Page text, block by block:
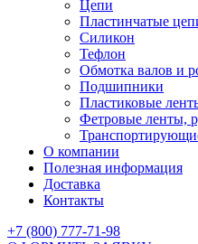
Цепи
Пластинчатые
Силикон
Тефлон
Обмотка валов и
Подшипники
Пластиковые
Фетровые ленты,
О компании
Полезная информация
Доставка
Контакты
+7 (800) 777-71-98